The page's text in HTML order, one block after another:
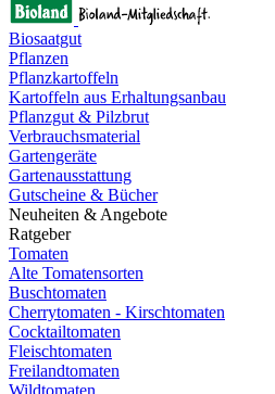
Biosaatgut
Pflanzen
Pflanzkartoffeln
Kartoffeln aus Erhaltungsanbau
Pflanzgut & Pilzbrut
Verbrauchsmaterial
Gartengeräte
Gartenausstattung
Gutscheine & Bücher
Neuheiten & Angebote
Ratgeber
Tomaten
Alte Tomatensorten
Buschtomaten
Cherrytomaten - Kirschtomaten
Cocktailtomaten
Fleischtomaten
Freilandtomaten
Wildtomaten